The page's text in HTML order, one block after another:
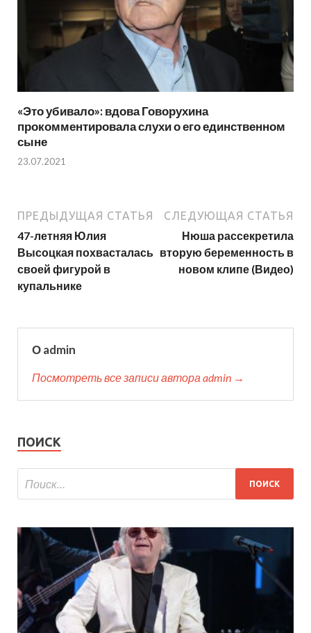
«Это убивало»: вдова Говорухина
прокомментировала слухи о его единственном
сыне
23.07.2021
ПРЕДЫДУЩАЯ СТАТЬЯ
47-летняя Юлия
Высоцкая похвасталась
своей фигурой в
купальнике
СЛЕДУЮЩАЯ СТАТЬЯ
Нюша рассекретила
вторую беременность в
новом клипе (Видео)
О admin
Посмотреть все записи автора admin →
ПОИСК